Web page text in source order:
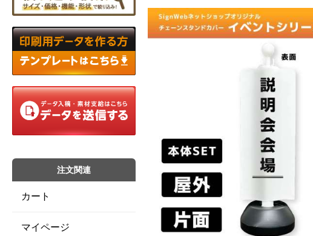
注文関連
カート
マイページ